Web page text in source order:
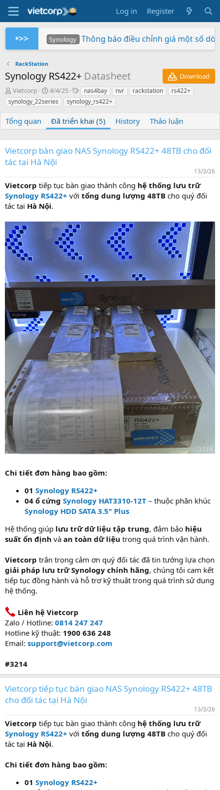
Log in Register
•>> Synology Thông báo điều chỉnh giá một số
RackStation
Synology RS422+ Datasheet
Download
A
u
t
h
o
Vietcorp
C
r
e
n
d
t
e
4/4/25
T
a
g
s
nas4bay nvr rackstation
rs422+
synology_22series
synology_rs422+
Tổng quan Đã triển khai (5) History Thảo luận
Vietcorp bàn giao NAS Synology RS422+ 48TB cho đối
tác tại Hà Nội
13/3/26
Vietcorp tiếp tục bàn giao thành công hệ thống lưu trữ
Synology RS422+ với tổng dung lượng 48TB cho quý đối
tác tại Hà Nội.
Chi tiết đơn hàng bao gồm:
01 Synology RS422+
04 ổ cứng Synology HAT3310-12T – thuộc phân khúc
Synology HDD SATA 3.5" Plus
Hệ thống giúp lưu trữ dữ liệu tập trung, đảm bảo hiệu
suất ổn định và an toàn dữ liệu trong quá trình vận hành.
Vietcorp trân trọng cảm ơn quý đối tác đã tin tưởng lựa chọn
giải pháp lưu trữ Synology chính hãng, chúng tôi cam kết
tiếp tục đồng hành và hỗ trợ kỹ thuật trong quá trình sử dụng
hệ thống.
Liên hệ Vietcorp
Zalo / Hotline: 0814 247 247
Hotline kỹ thuật: 1900 636 248
Email: support@vietcorp.com
#3214
Vietcorp tiếp tục bàn giao NAS Synology RS422+ 48TB
cho đối tác tại Hà Nội
13/3/26
Vietcorp tiếp tục bàn giao thành công hệ thống lưu trữ
Synology RS422+ với tổng dung lượng 48TB cho quý đối
tác tại Hà Nội.
Chi tiết đơn hàng bao gồm:
01 Synology RS422+